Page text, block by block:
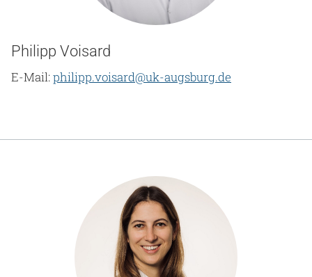
Philipp Voisard
E-Mail:philipp.voisard@uk-augsburg.de